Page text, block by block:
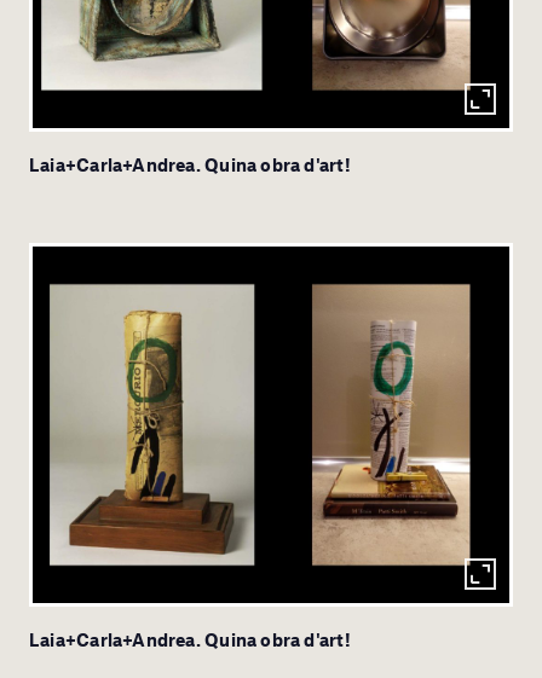
Laia+Carla+Andrea. Quina obra d'art!
Laia+Carla+Andrea. Quina obra d'art!